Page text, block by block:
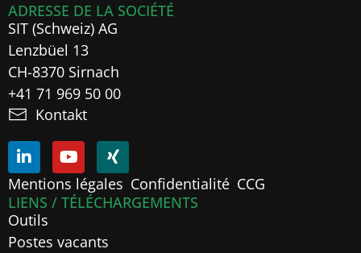
ADRESSE DE LA SOCIÉTÉ
SIT (Schweiz) AG
Lenzbüel 13
CH-8370 Sirnach
+41 71 969 50 00
Kontakt
Mentions légales Confidentialité CCG
LIENS / TÉLÉCHARGEMENTS
Outils
Postes vacants